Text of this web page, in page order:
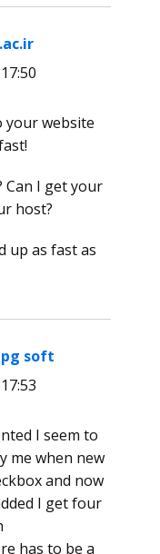
your website
Can I get your
host?
up as fast as
soft
I seem to
me when new
and now
I get four
has to be a